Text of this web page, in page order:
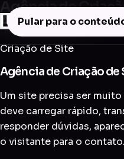
Pular para o
Agência de
Adamantina
Criação de Site
Agência de Criação de
Um site precisa ser
deve carregar rápido,
responder dúvidas,
o visitante para o contato.